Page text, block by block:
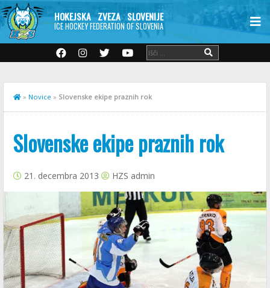
HOKEJSKA ZVEZA SLOVENIJE
ICE HOCKEY FEDERATION OF SLOVENIA
» Novice » Slovenske ekipe praznih rok
Slovenske ekipe praznih rok
21. decembra 2013 HZS admin